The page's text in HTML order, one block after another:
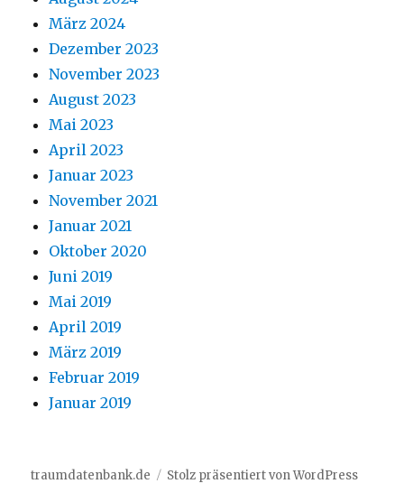
März 2024
Dezember 2023
November 2023
August 2023
Mai 2023
April 2023
Januar 2023
November 2021
Januar 2021
Oktober 2020
Juni 2019
Mai 2019
April 2019
März 2019
Februar 2019
Januar 2019
traumdatenbank.de Stolz präsentiert von WordPress